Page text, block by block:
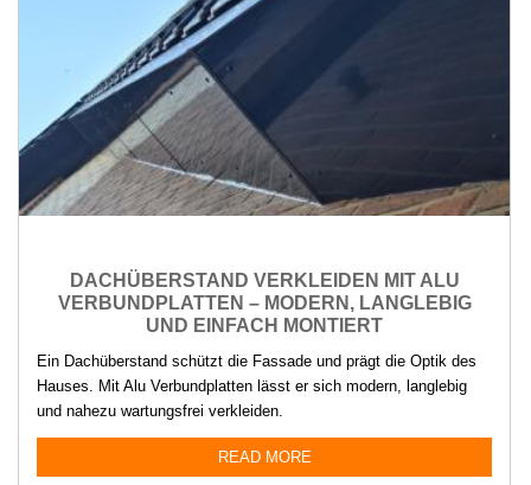
DACHÜBERSTAND VERKLEIDEN MIT ALU
VERBUNDPLATTEN – MODERN, LANGLEBIG
UND EINFACH MONTIERT
Ein Dachüberstand schützt die Fassade und prägt die Optik des
Hauses. Mit Alu Verbundplatten lässt er sich modern, langlebig
und nahezu wartungsfrei verkleiden.
READ MORE